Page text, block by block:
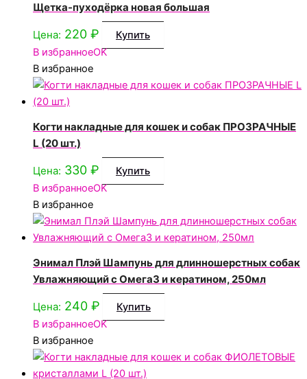
Щетка-пуходёрка новая большая
Цена: 220 ₽
Купить
В избранноеOK
В избранное
Когти накладные для кошек и собак ПРОЗРАЧНЫЕ
L (20 шт.)
Цена: 330 ₽
Купить
В избранноеOK
В избранное
Энимал Плэй Шампунь для длинношерстных собак
Увлажняющий с Омега3 и кератином, 250мл
Цена: 240 ₽
Купить
В избранноеOK
В избранное